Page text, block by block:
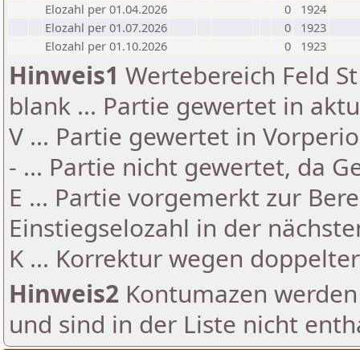
Elozahl per 01.04.2026
0
1924
Elozahl per 01.07.2026
0
1923
Elozahl per 01.10.2026
0 1923
Hinweis1 Wertebereich Feld
blank ... Partie gewertet in
V ... Partie gewertet in
- ... Partie nicht gewertet, da
E ... Partie vorgemerkt zur
Einstiegselozahl in der
K ... Korrektur wegen
Hinweis2 Kontumazen
und sind in der Liste nicht